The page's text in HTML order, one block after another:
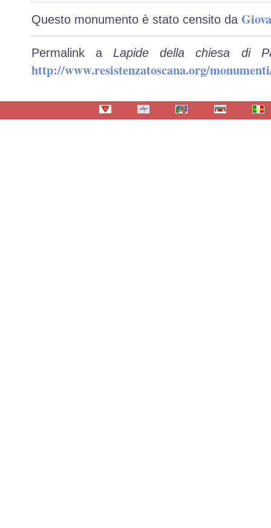
Questo monumento è stato censito da
Permalink a Lapide della chiesa di
http://www.resistenzatoscana.org/